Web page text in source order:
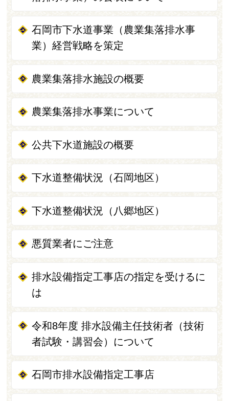
石岡市下水道事業（農業集落排水事
業）経営戦略を策定
農業集落排水施設の概要
農業集落排水事業について
公共下水道施設の概要
下水道整備状況（石岡地区）
下水道整備状況（八郷地区）
悪質業者にご注意
排水設備指定工事店の指定を受けるに
は
令和8年度 排水設備主任技術者（技術
者試験・講習会）について
石岡市排水設備指定工事店